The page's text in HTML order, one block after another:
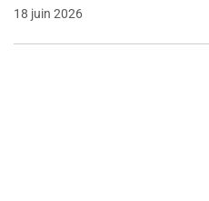
18 juin 2026